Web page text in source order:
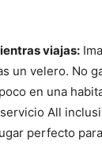
viajas:
un velero. No
en una
All
perfecto